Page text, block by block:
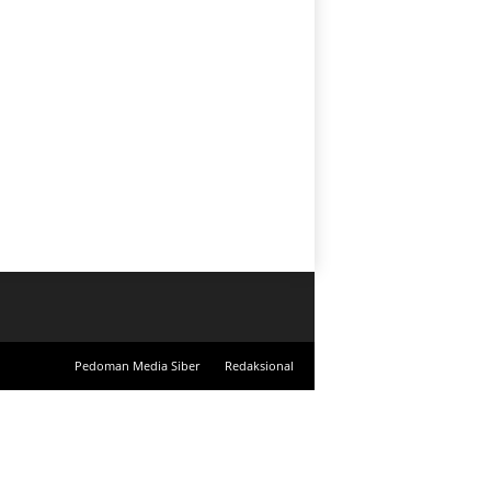
Pedoman Media Siber Redaksional